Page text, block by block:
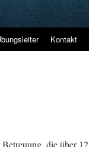
Kontakt
die über 12